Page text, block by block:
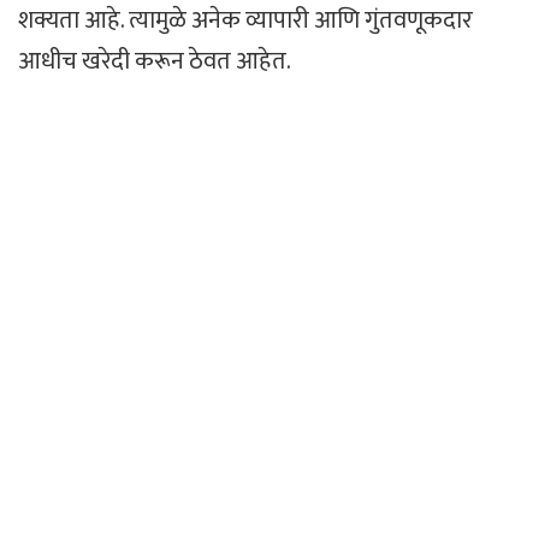
शक्यता आहे. त्यामुळे अनेक व्यापारी आणि गुंतवणूकदार
आधीच खरेदी करून ठेवत आहेत.